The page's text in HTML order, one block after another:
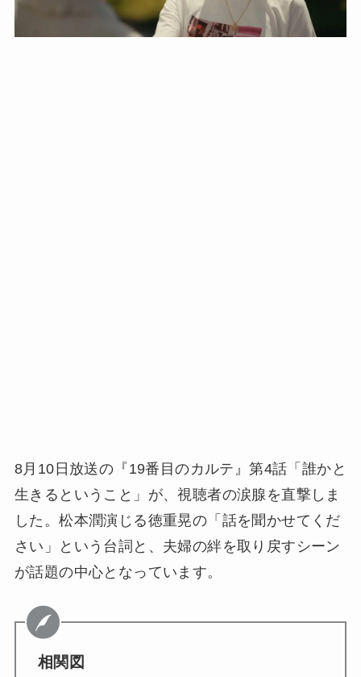
8月10日放送の『19番目のカルテ』第4話「誰かと
生きるということ」が、視聴者の涙腺を直撃しま
した。松本潤演じる徳重晃の「話を聞かせてくだ
さい」という台詞と、夫婦の絆を取り戻すシーン
が話題の中心となっています。
相関図